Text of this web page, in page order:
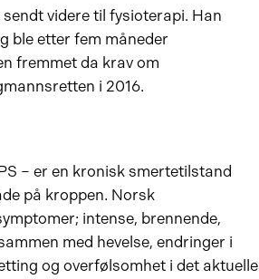
videre til fysioterapi. Han
ble etter fem måneder
fremmet da krav om
i 2016.
– er en kronisk smertetilstand
på kroppen. Norsk
intense, brennende,
med hevelse, endringer i
og overfølsomhet i det aktuelle